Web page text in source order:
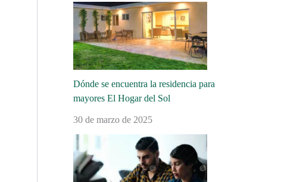
Dónde se encuentra la residencia para
mayores El Hogar del Sol
30 de marzo de 2025